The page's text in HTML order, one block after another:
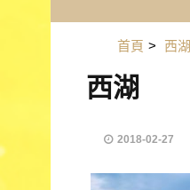
首頁 > 西湖
西湖
2018-02-27